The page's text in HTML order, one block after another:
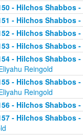
- Hilchos Shabbos
- Hilchos Shabbos
- Hilchos Shabbos
- Hilchos Shabbos
- Hilchos Shabbos
Reingold
- Hilchos Shabbos
Reingold
- Hilchos Shabbos
- Hilchos Shabbos